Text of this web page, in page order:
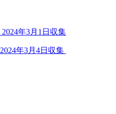
年3月1日収集
年3月4日収集